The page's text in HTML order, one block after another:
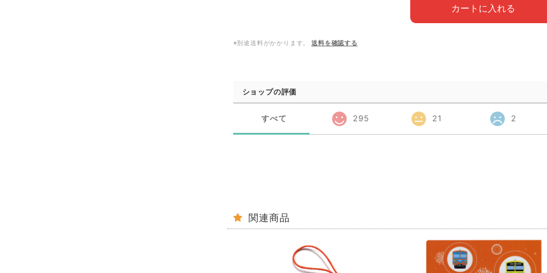
カートに入れる
※別途送料がかかります。 送料を確認する
ショップの評価
すべて 295 21 2
関連商品